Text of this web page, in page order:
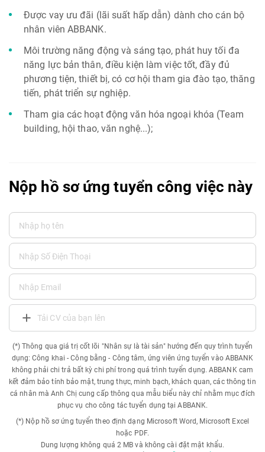
Được vay ưu đãi (lãi suất hấp dẫn) dành cho cán bộ
nhân viên ABBANK.
Môi trường năng động và sáng tạo, phát huy tối đa
năng lực bản thân, điều kiện làm việc tốt, đầy đủ
phương tiện, thiết bị, có cơ hội tham gia đào tạo, thăng
tiến, phát triển sự nghiệp.
Tham gia các hoạt động văn hóa ngoại khóa (Team
building, hội thao, văn nghệ...);
Nộp hồ sơ ứng tuyển công việc này
Tải CV của bạn lên
(*) Thông qua giá trị cốt lõi "Nhân sự là tài sản" hướng đến quy trình tuyển
dụng: Công khai - Công bằng - Công tâm, ứng viên ứng tuyển vào ABBANK
không phải chi trả bất kỳ chi phí trong quá trình tuyển dụng. ABBANK cam
kết đảm bảo tính bảo mật, trung thực, minh bạch, khách quan, các thông tin
cá nhân mà Anh Chị cung cấp thông qua mẫu biểu này chỉ nhằm mục đích
phục vụ cho công tác tuyển dụng tại ABBANK.
(*) Nộp hồ sơ ứng tuyển theo định dạng Microsoft Word, Microsoft Excel
hoặc PDF.
Dung lượng không quá 2 MB và không cài đặt mật khẩu.